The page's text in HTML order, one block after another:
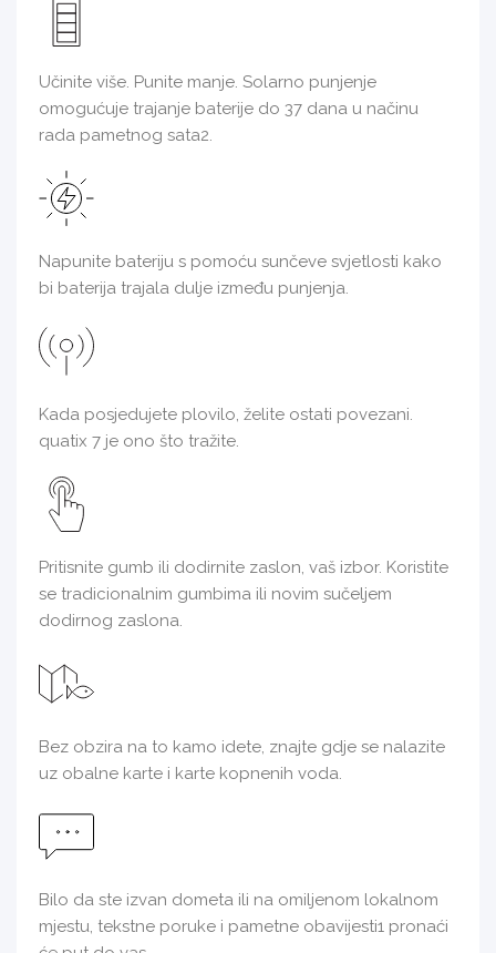
Učinite više. Punite manje. Solarno punjenje
omogućuje trajanje baterije do 37 dana u načinu
rada pametnog sata2.
Napunite bateriju s pomoću sunčeve svjetlosti kako
bi baterija trajala dulje između punjenja.
Kada posjedujete plovilo, želite ostati povezani.
quatix 7 je ono što tražite.
Pritisnite gumb ili dodirnite zaslon, vaš izbor. Koristite
se tradicionalnim gumbima ili novim sučeljem
dodirnog zaslona.
Bez obzira na to kamo idete, znajte gdje se nalazite
uz obalne karte i karte kopnenih voda.
Bilo da ste izvan dometa ili na omiljenom lokalnom
mjestu, tekstne poruke i pametne obavijesti1 pronaći